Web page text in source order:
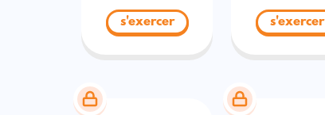
s'exercer s'exercer